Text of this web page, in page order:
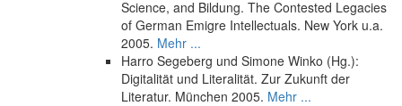
Science, and Bildung. The Contested Legacies
of German Emigre Intellectuals. New York u.a.
2005. Mehr ...
Harro Segeberg und Simone Winko (Hg.):
Digitalität und Literalität. Zur Zukunft der
Literatur. München 2005. Mehr ...